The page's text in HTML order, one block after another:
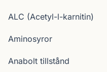
ALC (Acetyl-l-karnitin)
Aminosyror
Anabolt tillstånd